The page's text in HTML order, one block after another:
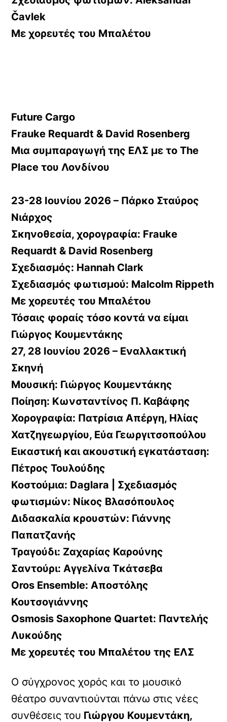
Čavlek
Με χορευτές του Μπαλέτου
Future Cargo
Frauke Requardt & David Rosenberg
Μια συμπαραγωγή της ΕΛΣ με το The
Place του Λονδίνου
23-28 Ιουνίου 2026 – Πάρκο Σταύρος
Νιάρχος
Σκηνοθεσία, χορογραφία: Frauke
Requardt & David Rosenberg
Σχεδιασμός: Hannah Clark
Σχεδιασμός φωτισμού: Malcolm Rippeth
Με χορευτές του Μπαλέτου
Τόσαις φοραίς τόσο κοντά να είμαι
Γιώργος Κουμεντάκης
27, 28 Ιουνίου 2026 – Εναλλακτική
Σκηνή
Μουσική: Γιώργος Κουμεντάκης
Ποίηση: Κωνσταντίνος Π. Καβάφης
Χορογραφία: Πατρίσια Απέργη, Ηλίας
Χατζηγεωργίου, Εύα Γεωργιτσοπούλου
Εικαστική και ακουστική εγκατάσταση:
Πέτρος Τουλούδης
Κοστούμια: Daglara | Σχεδιασμός
φωτισμών: Νίκος Βλασόπουλος
Διδασκαλία κρουστών: Γιάννης
Παπατζανής
Τραγούδι: Ζαχαρίας Καρούνης
Σαντούρι: Αγγελίνα Τκάτσεβα
Oros Ensemble:Αποστόλης
Κουτσογιάννης
Osmosis Saxophone Quartet: Παντελής
Λυκούδης
Με χορευτές του Μπαλέτου της ΕΛΣ
Ο σύγχρονος χορός και το μουσικό
θέατρο συναντιούνται πάνω στις νέες
συνθέσεις του Γιώργου Κουμεντάκη,